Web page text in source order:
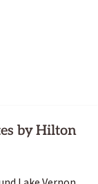
by Hilton